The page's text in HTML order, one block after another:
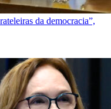
da democracia”,